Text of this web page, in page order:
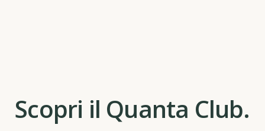
Scopri il Quanta Club.